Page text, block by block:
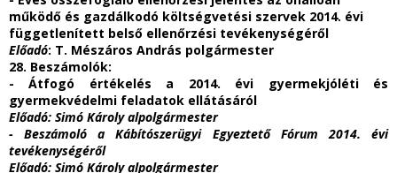
működő és gazdálkodó költségvetési szervek 2014. évi
függetlenített belső ellenőrzési tevékenységéről
Előadó: T. Mészáros András polgármester
28. Beszámolók:
- Átfogó értékelés a 2014. évi gyermekjóléti és
gyermekvédelmi feladatok ellátásáról
Előadó: Simó Károly alpolgármester
- Beszámoló a Kábítószerügyi Egyeztető Fórum 2014. évi
tevékenységéről
Előadó: Simó Károly alpolgármester